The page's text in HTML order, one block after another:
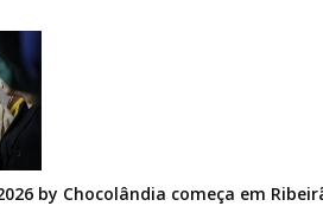
by Chocolândia começa em